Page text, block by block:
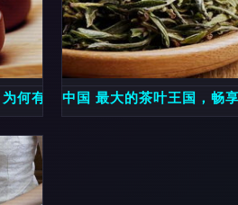
何有时越喝越饿？
中国 最大的茶叶王国，畅